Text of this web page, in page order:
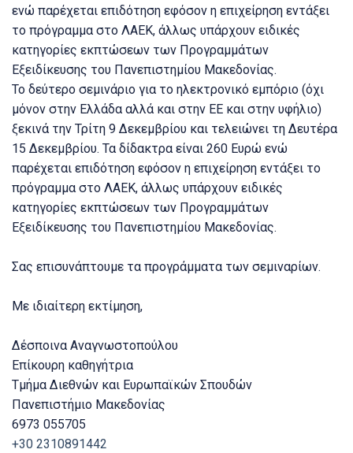
ενώ παρέχεται επιδότηση εφόσον η επιχείρηση εντάξει
το πρόγραμμα στο ΛΑΕΚ, άλλως υπάρχουν ειδικές
κατηγορίες εκπτώσεων των Προγραμμάτων
Εξειδίκευσης του Πανεπιστημίου Μακεδονίας.
Το δεύτερο σεμινάριο για το ηλεκτρονικό εμπόριο (όχι
μόνον στην Ελλάδα αλλά και στην ΕΕ και στην υφήλιο)
ξεκινά την Τρίτη 9 Δεκεμβρίου και τελειώνει τη Δευτέρα
15 Δεκεμβρίου. Τα δίδακτρα είναι 260 Ευρώ ενώ
παρέχεται επιδότηση εφόσον η επιχείρηση εντάξει το
πρόγραμμα στο ΛΑΕΚ, άλλως υπάρχουν ειδικές
κατηγορίες εκπτώσεων των Προγραμμάτων
Εξειδίκευσης του Πανεπιστημίου Μακεδονίας.
Σας επισυνάπτουμε τα προγράμματα των σεμιναρίων.
Με ιδιαίτερη εκτίμηση,
Δέσποινα Αναγνωστοπούλου
Επίκουρη καθηγήτρια
Τμήμα Διεθνών και Ευρωπαϊκών Σπουδών
Πανεπιστήμιο Μακεδονίας
6973 055705
+30 2310891442